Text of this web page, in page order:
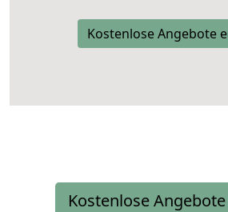
Kostenlose Angebote
Kostenlose